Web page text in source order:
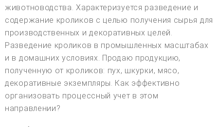
животноводства. Характеризуется разведение и
содержание кроликов с целью получения сырья для
производственных и декоративных целей.
Разведение кроликов в промышленных масштабах
и в домашних условиях. Продаю продукцию,
полученную от кроликов: пух, шкурки, мясо,
декоративные экземпляры. Как эффективно
организовать процессный учет в этом
направлении?